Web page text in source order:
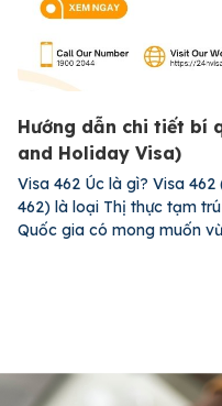
Hướng dẫn chi tiết bí
and Holiday Visa)
Visa 462 Úc là gì? Visa
462) là loại Thị thực tạm
Quốc gia có mong muốn